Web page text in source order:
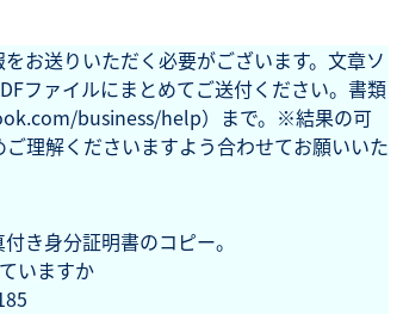
お送りいただく必要がございます。文章ソ
ファイルにまとめてご送付ください。書類
business/help）まで。 ※結果の可
理解くださいますよう合わせてお願いいた
き身分証明書のコピー。
いますか